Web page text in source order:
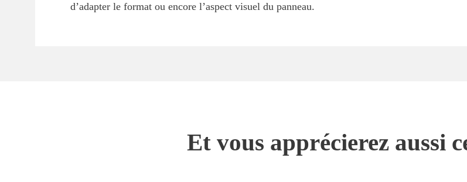
d’adapter le format ou encore l’aspect visuel du panneau.
Et vous apprécierez aussi